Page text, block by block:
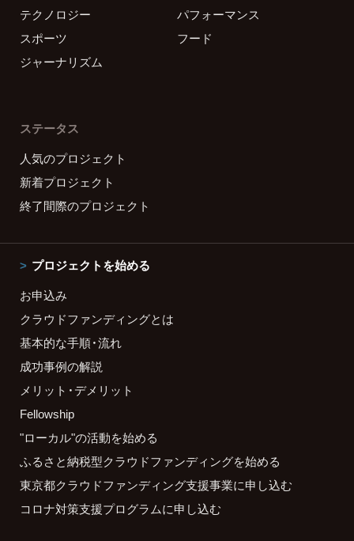
テクノロジー
パフォーマンス
スポーツ
フード
ジャーナリズム
ステータス
人気のプロジェクト
新着プロジェクト
終了間際のプロジェクト
プロジェクトを始める
お申込み
クラウドファンディングとは
基本的な手順・流れ
成功事例の解説
メリット・デメリット
Fellowship
"ローカル"の活動を始める
ふるさと納税型クラウドファンディングを始める
東京都クラウドファンディング支援事業に申し込む
コロナ対策支援プログラムに申し込む